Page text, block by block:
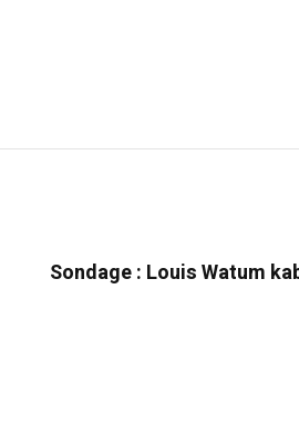
Sondage : Louis Watum